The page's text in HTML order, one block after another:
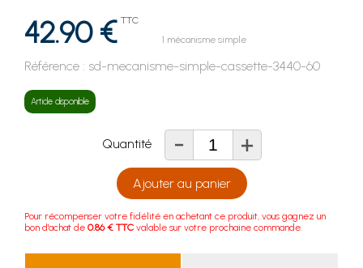
42.90 € TTC
1 mécanisme simple
Référence : sd-mecanisme-simple-cassette-3440-60
Article disponible
Quantité - +
Ajouter au panier
Pour récompenser votre fidélité en achetant ce produit, vous gagnez un
bon d'achat de 0.86 € TTC valable sur votre prochaine commande.